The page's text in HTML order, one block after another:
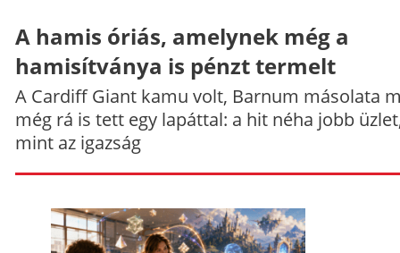
A hamis óriás, amelynek még a
hamisítványa is pénzt termelt
A Cardiff Giant kamu volt, Barnum másolata
még rá is tett egy lapáttal: a hit néha jobb
mint az igazság